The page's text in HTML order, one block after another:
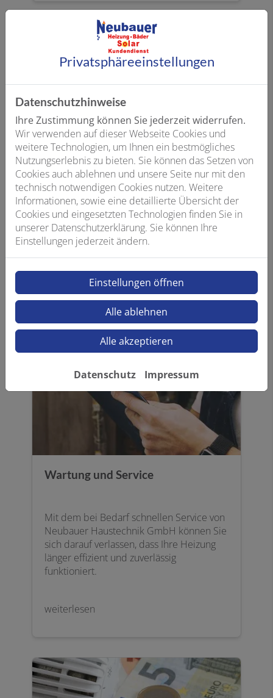
Wärmeverteilung
Moderne effektive Plattenheizkörper oder
eine Fußbodenheizung mit angenehmer
Strahlungswärme? Neubauer Haustechnik
GmbH findet für Sie die passende Lösung.
weiterlesen
Wartung und Service
Mit dem bei Bedarf schnellen Service von
Neubauer Haustechnik GmbH können Sie
sich darauf verlassen, dass Ihre Heizung
länger effizient und zuverlässig
funktioniert.
weiterlesen
Privatsphäre­einstellungen
Datenschutzhinweise
Ihre Zustimmung können Sie jederzeit widerrufen.
Wir verwenden auf dieser Webseite Cookies und
weitere Technologien, um Ihnen ein bestmögliches
Nutzungserlebnis zu bieten. Sie können das Setzen von
Cookies auch ablehnen und unsere Seite nur mit den
technisch notwendigen Cookies nutzen. Weitere
Informationen, sowie eine detaillierte Übersicht der
Cookies und eingesetzten Technologien finden Sie in
unserer Datenschutzerklärung. Sie können Ihre
Einstellungen jederzeit ändern.
Einstellungen öffnen
Alle ablehnen
Alle akzeptieren
Datenschutz Impressum